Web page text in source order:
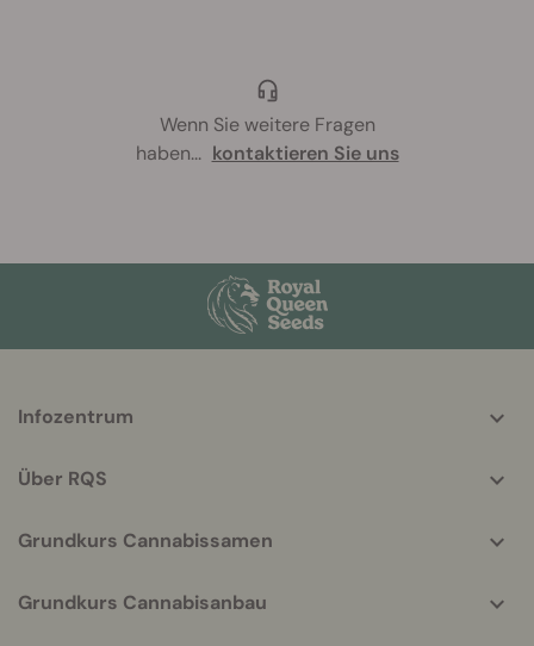
Wenn Sie weitere Fragen
haben... kontaktieren Sie uns
helpful
Infozentrum
Über RQS
Grundkurs Cannabissamen
Grundkurs Cannabisanbau